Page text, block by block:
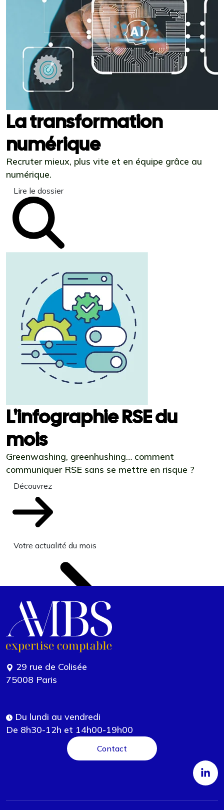
La transformation
numérique
Recruter mieux, plus vite et en équipe grâce au
numérique.
Lire le dossier
L'infographie RSE du
mois
Greenwashing, greenhushing… comment
communiquer RSE sans se mettre en risque ?
Découvrez
Votre actualité du mois
29 rue de Colisée
75008 Paris
Du lundi au vendredi
De 8h30-12h et 14h00-19h00
Contact